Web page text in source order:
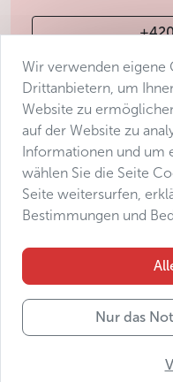
Geschäftsbedingungen
Datenschutz
Manage consent
Wir verwenden eigene
Drittanbietern, um
Website zu
auf der Website zu
Informationen und um
wählen Sie die Seite
Seite weitersurfen,
Bestimmungen und
Nur das